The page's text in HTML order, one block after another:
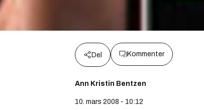
Del Kommenter
Ann Kristin Bentzen
10. mars 2008 - 10:12